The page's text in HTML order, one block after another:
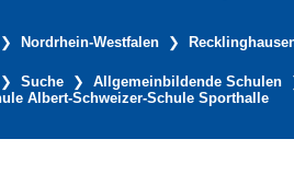
Nordrhein-Westfalen
Suche Allgemeinbildende Schulen
Albert-Schweizer-Schule Sporthalle